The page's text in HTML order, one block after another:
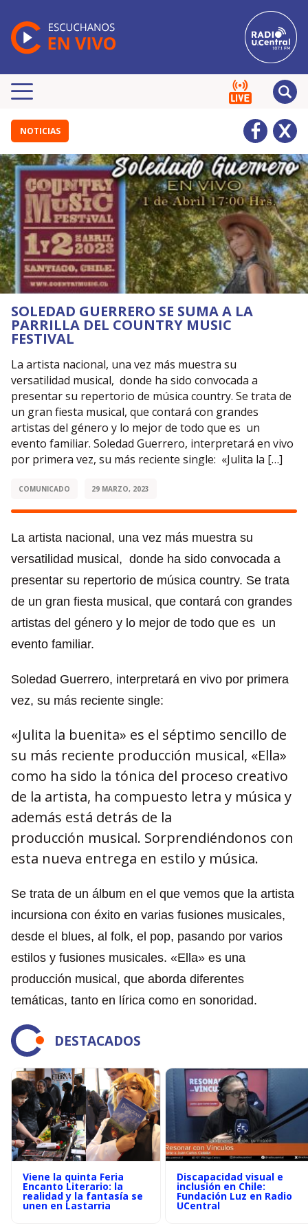
NOTICIAS
SOLEDAD GUERRERO SE SUMA A LA
PARRILLA DEL COUNTRY MUSIC
FESTIVAL
La artista nacional, una vez más muestra su
versatilidad musical, donde ha sido convocada a
presentar su repertorio de música country. Se trata de
un gran fiesta musical, que contará con grandes
artistas del género y lo mejor de todo que es un
evento familiar. Soledad Guerrero, interpretará en vivo
por primera vez, su más reciente single: «Julita la […]
COMUNICADO 29 MARZO, 2023
La artista nacional, una vez más muestra su
versatilidad musical, donde ha sido convocada a
presentar su repertorio de música country. Se trata
de un gran fiesta musical, que contará con grandes
artistas del género y lo mejor de todo que es un
evento familiar.
Soledad Guerrero, interpretará en vivo por primera
vez, su más reciente single:
«Julita la buenita» es el séptimo sencillo de
su más reciente producción musical, «Ella»
como ha sido la tónica del proceso creativo
de la artista, ha compuesto letra y música y
además está detrás de la
producción musical. Sorprendiéndonos con
esta nueva entrega en estilo y música.
Se trata de un álbum en el que vemos que la artista
incursiona con éxito en varias fusiones musicales,
desde el blues, al folk, el pop, pasando por varios
estilos y fusiones musicales. «Ella» es una
producción musical, que aborda diferentes
temáticas, tanto en lírica como en sonoridad.
DESTACADOS
Viene la quinta Feria
Encanto Literario: la
realidad y la fantasía se
unen en Lastarria
Discapacidad visual e
inclusión en Chile:
Fundación Luz en Radio
UCentral